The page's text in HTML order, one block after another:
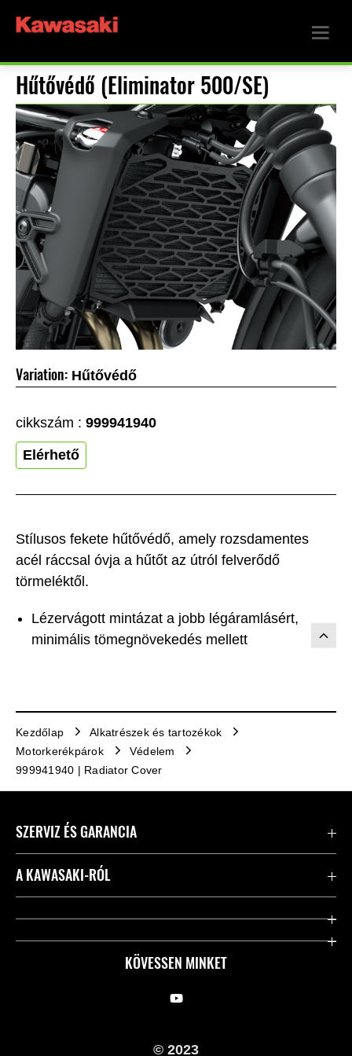
Hűtővédő (Eliminator 500/SE)
Stílusos fekete hűtővédő, amely rozsdamentes
acél ráccsal óvja a hűtőt az útról felverődő
törmeléktől.
Lézervágott mintázat a jobb légáramlásért,
minimális tömegnövekedés mellett
Variation: Hűtővédő
cikkszám : 999941940
Elérhető
Kezdőlap
Alkatrészek és tartozékok
Motorkerékpárok
Védelem
999941940 | Radiator Cover
KÖVESSEN MINKET
SZERVIZ ÉS GARANCIA
Kapcsolat
Hasznos linkek
A KAWASAKI-RÓL
Vállalatunk
© 2023